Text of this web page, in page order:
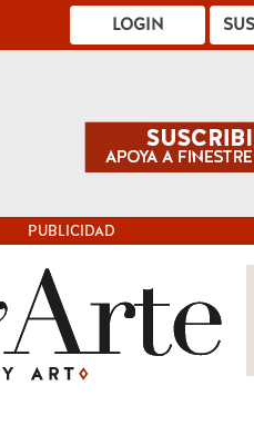
LOGIN
PUBLICIDAD